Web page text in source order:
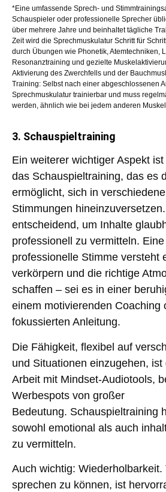
*Eine umfassende Sprech- und
Schauspieler oder professionelle Sprecher
über mehrere Jahre und beinhaltet tägliche
Zeit wird die Sprechmuskulatur Schritt für
durch Übungen wie Phonetik, Atemtechniken,
Resonanztraining und gezielte
Aktivierung des Zwerchfells und der
Training: Selbst nach einer abgeschlossenen
Sprechmuskulatur trainierbar und muss
werden, ähnlich wie bei jedem anderen
3. Schauspieltraining
Ein weiterer wichtiger Aspekt ist
das Schauspieltraining, das es
ermöglicht, sich in
Stimmungen
entscheidend, um Inhalte
professionell zu vermitteln.
professionelle Stimme versteht
verkörpern und die richtige
schaffen – sei es in einer
einem motivierenden Coaching
fokussierten Anleitung.
Die Fähigkeit, flexibel auf
und Situationen einzugehen,
Arbeit mit Mindset-Audiotools,
Werbespots von großer
Bedeutung. Schauspieltraining
sowohl emotional als auch
zu vermitteln.
Auch wichtig: Wiederholbarkeit.
sprechen zu können, ist